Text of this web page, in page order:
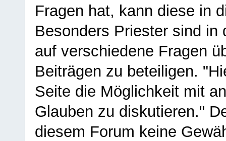
Fragen hat, kann diese in
Besonders Priester sind in
auf verschiedene Fragen
Beiträgen zu beteiligen.
Seite die Möglichkeit mit
Glauben zu diskutieren."
diesem Forum keine